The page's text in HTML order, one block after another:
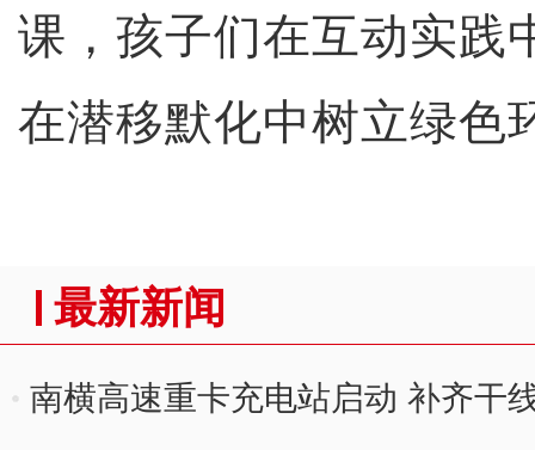
课，孩子们在互动实践
在潜移默化中树立绿色
最新新闻
南横高速重卡充电站启动 补齐干